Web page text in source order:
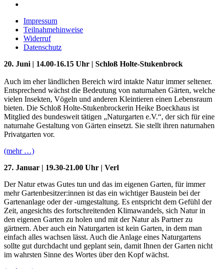
Impressum
Teilnahmehinweise
Widerruf
Datenschutz
20. Juni | 14.00-16.15 Uhr | Schloß Holte-Stukenbrock
Auch im eher ländlichen Bereich wird intakte Natur immer seltener.
Entsprechend wächst die Bedeutung von naturnahen Gärten, welche
vielen Insekten, Vögeln und anderen Kleintieren einen Lebensraum
bieten. Die Schloß Holte-Stukenbrockerin Heike Boeckhaus ist
Mitglied des bundesweit tätigen „Naturgarten e.V.“, der sich für eine
naturnahe Gestaltung von Gärten einsetzt. Sie stellt ihren naturnahen
Privatgarten vor.
(mehr …)
27. Januar | 19.30-21.00 Uhr | Verl
Der Natur etwas Gutes tun und das im eigenen Garten, für immer
mehr Gartenbesitzer:innen ist das ein wichtiger Baustein bei der
Gartenanlage oder der -umgestaltung. Es entspricht dem Gefühl der
Zeit, angesichts des fortschreitenden Klimawandels, sich Natur in
den eigenen Garten zu holen und mit der Natur als Partner zu
gärtnern. Aber auch ein Naturgarten ist kein Garten, in dem man
einfach alles wachsen lässt. Auch die Anlage eines Naturgartens
sollte gut durchdacht und geplant sein, damit Ihnen der Garten nicht
im wahrsten Sinne des Wortes über den Kopf wächst.